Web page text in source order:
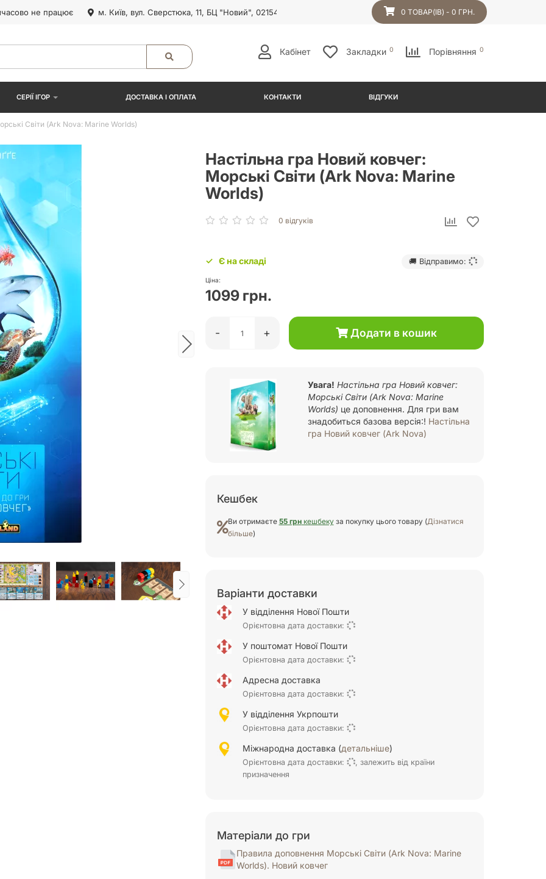
не працює м. Київ, вул. Сверстюка, 11, БЦ "Новий", 02154 0 ТОВАР(ІВ) - 0 ГРН.
Кабінет Закладки 0 Порівняння 0
СЕРІЇ ІГОР ДОСТАВКА І ОПЛАТА КОНТАКТИ ВІДГУКИ
Світи (Ark Nova: Marine Worlds)
Настільна гра Новий ковчег:
Морські Світи (Ark Nova: Marine
Worlds)
0 відгуків
Є на складі 🚚 Відправимо:
Ціна:
1099 грн.
- + Додати в кошик
Увага! Настільна гра Новий ковчег:
Морські Світи (Ark Nova: Marine
Worlds) це доповнення. Для гри вам
знадобиться базова версія:! Настільна
гра Новий ковчег (Ark Nova)
Кешбек
Ви отримаєте 55 грнкешбекуза покупку цього товару (Дізнатися
більше)
Варіанти доставки
У відділення Нової Пошти
Орієнтовна дата доставки:
У поштомат Нової Пошти
Орієнтовна дата доставки:
Адресна доставка
Орієнтовна дата доставки:
У відділення Укрпошти
Орієнтовна дата доставки:
Міжнародна доставка (детальніше)
Орієнтовна дата доставки:
, залежить від країни
призначення
Матеріали до гри
Правила доповнення Морські Світи (Ark Nova: Marine
Worlds). Новий ковчег